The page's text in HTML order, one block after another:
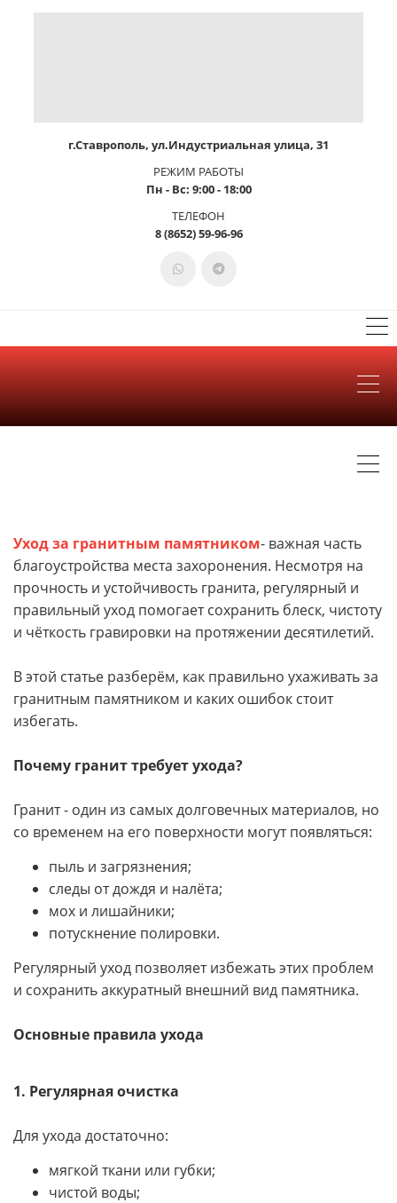
г.Ставрополь, ул.Индустриальная улица, 31
РЕЖИМ РАБОТЫ
Пн - Вс: 9:00 - 18:00
ТЕЛЕФОН
8 (8652) 59-96-96
Уход за гранитным памятником- важная часть
благоустройства места захоронения. Несмотря на
прочность и устойчивость гранита, регулярный и
правильный уход помогает сохранить блеск, чистоту
и чёткость гравировки на протяжении десятилетий.
В этой статье разберём, как правильно ухаживать за
гранитным памятником и каких ошибок стоит
избегать.
Почему гранит требует ухода?
Гранит - один из самых долговечных материалов, но
со временем на его поверхности могут появляться:
пыль и загрязнения;
следы от дождя и налёта;
мох и лишайники;
потускнение полировки.
Регулярный уход позволяет избежать этих проблем
и сохранить аккуратный внешний вид памятника.
Основные правила ухода
1. Регулярная очистка
Для ухода достаточно:
мягкой ткани или губки;
чистой воды;